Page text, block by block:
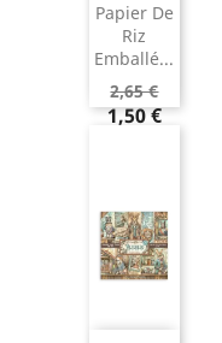
Papier De
Riz
Emballé...
2,65 €
1,50 €